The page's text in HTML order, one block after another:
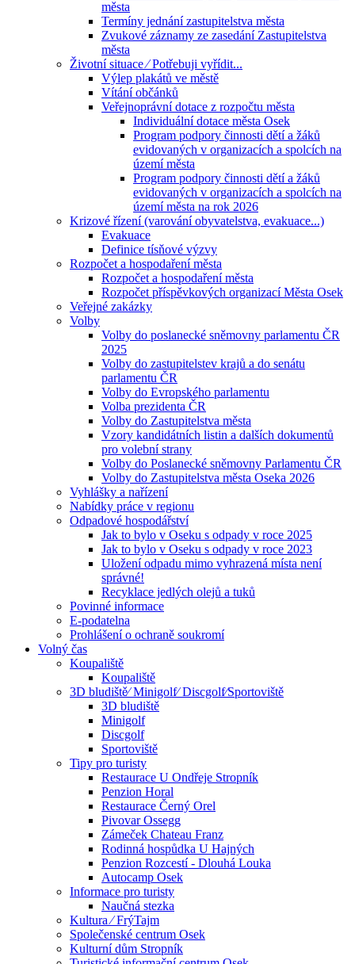
města
Termíny jednání zastupitelstva města
Zvukové záznamy ze zasedání Zastupitelstva
města
Životní situace ⁄ Potřebuji vyřídit...
Výlep plakátů ve městě
Vítání občánků
Veřejnoprávní dotace z rozpočtu města
Individuální dotace města Osek
Program podpory činnosti dětí a žáků
evidovaných v organizacích a spolcích na
území města
Program podpory činnosti dětí a žáků
evidovaných v organizacích a spolcích na
území města na rok 2026
Krizové řízení (varování obyvatelstva, evakuace...)
Evakuace
Definice tísňové výzvy
Rozpočet a hospodaření města
Rozpočet a hospodaření města
Rozpočet příspěvkových organizací Města Osek
Veřejné zakázky
Volby
Volby do poslanecké sněmovny parlamentu ČR
2025
Volby do zastupitelstev krajů a do senátu
parlamentu ČR
Volby do Evropského parlamentu
Volba prezidenta ČR
Volby do Zastupitelstva města
Vzory kandidátních listin a dalších dokumentů
pro volební strany
Volby do Poslanecké sněmovny Parlamentu ČR
Volby do Zastupitelstva města Oseka 2026
Vyhlášky a nařízení
Nabídky práce v regionu
Odpadové hospodářství
Jak to bylo v Oseku s odpady v roce 2025
Jak to bylo v Oseku s odpady v roce 2023
Uložení odpadu mimo vyhrazená místa není
správné!
Recyklace jedlých olejů a tuků
Povinné informace
E-podatelna
Prohlášení o ochraně soukromí
Volný čas
Koupaliště
Koupaliště
3D bludiště⁄ Minigolf⁄ Discgolf⁄Sportoviště
3D bludiště
Minigolf
Discgolf
Sportoviště
Tipy pro turisty
Restaurace U Ondřeje Stropník
Penzion Horal
Restaurace Černý Orel
Pivovar Ossegg
Zámeček Chateau Franz
Rodinná hospůdka U Hajných
Penzion Rozcestí - Dlouhá Louka
Autocamp Osek
Informace pro turisty
Naučná stezka
Kultura ⁄ FrýTajm
Společenské centrum Osek
Kulturní dům Stropník